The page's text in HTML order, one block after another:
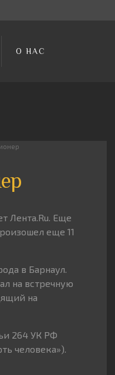
О НАС
Лента.Ru. Еще
еще 11
в Барнаул.
на встречную
на
264 УК РФ
человека»).